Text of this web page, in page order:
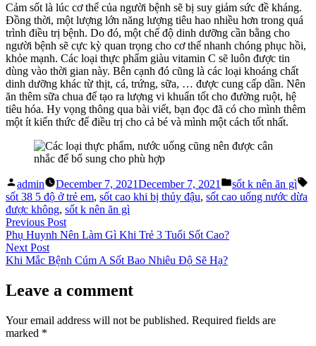
Cảm sốt là lúc cơ thể của người bệnh sẽ bị suy giảm sức đề kháng.
Đồng thời, một lượng lớn năng lượng tiêu hao nhiều hơn trong quá
trình điều trị bệnh. Do đó, một chế độ dinh dưỡng cần bằng cho
người bệnh sẽ cực kỳ quan trọng cho cơ thể nhanh chóng phục hồi,
khỏe mạnh. Các loại thực phẩm giàu vitamin C sẽ luôn được tin
dùng vào thời gian này. Bên cạnh đó cũng là các loại khoáng chất
dinh dưỡng khác từ thịt, cá, trứng, sữa, … được cung cấp dần. Nên
ăn thêm sữa chua để tạo ra lượng vi khuẩn tốt cho đường ruột, hệ
tiêu hóa. Hy vọng thông qua bài viết, bạn đọc đã có cho mình thêm
một ít kiến thức để điều trị cho cả bé và mình một cách tốt nhất.
Posted
by
admin December 7, 2021December 7, 2021
Posted
in
sốt k nên ăn gì
sốt 38 5 độ ở trẻ em, sốt cao khi bị thủy đậu, sốt cao uống nước dừa
được không, sốt k nên ăn gì
Post
navigation
Previous PostPrevious
post:
Phụ Huynh Nên Làm Gì Khi Trẻ 3 Tuổi Sốt Cao?
Next PostNext
post:
Khi Mắc Bệnh Cúm A Sốt Bao Nhiêu Độ Sẽ Hạ?
Leave a comment
Your email address will not be published. Required fields are
marked *